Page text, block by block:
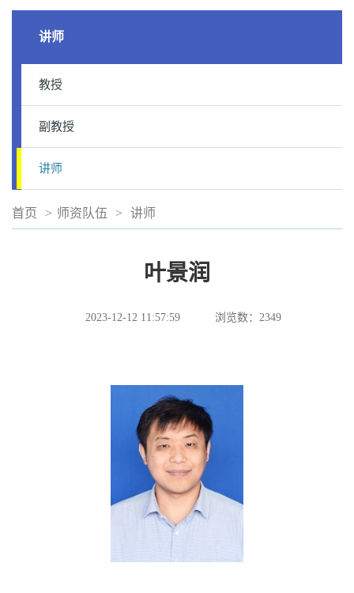
讲师
教授
副教授
讲师
首页 > 师资队伍 > 讲师
叶景润
2023-12-12 11:57:59 浏览数： 2349